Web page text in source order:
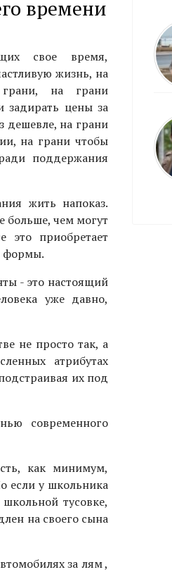
времени
свое время,
жизнь, на
на грани
задирать цены за
дешевле, на грани
на грани чтобы
поддержания
жить напоказ.
больше, чем могут
приобретает
формы.
- это настоящий
уже давно,
не просто так, а
атрибутах
их под
современного
как минимум,
если у школьника
тусовке,
на своего сына
за лям ,